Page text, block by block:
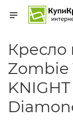
Кресло
Zombie